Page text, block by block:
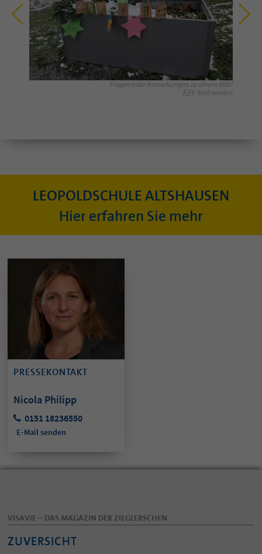
Fragen oder Anmerkungen zu einem Bild?
E-Mail senden
LEOPOLDSCHULE ALTSHAUSEN
Hier erfahren Sie mehr
PRESSEKONTAKT
Nicola Philipp
0151 18236550
E-Mail senden
VISAVIE – DAS MAGAZIN DER ZIEGLERSCHEN
ZUVERSICHT